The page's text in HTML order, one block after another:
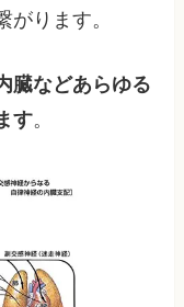
ります。
臓などあらゆる
す。